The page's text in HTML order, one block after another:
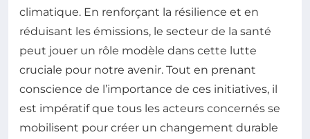
climatique. En renforçant la résilience et en
réduisant les émissions, le secteur de la santé
peut jouer un rôle modèle dans cette lutte
cruciale pour notre avenir. Tout en prenant
conscience de l’importance de ces initiatives, il
est impératif que tous les acteurs concernés se
mobilisent pour créer un changement durable